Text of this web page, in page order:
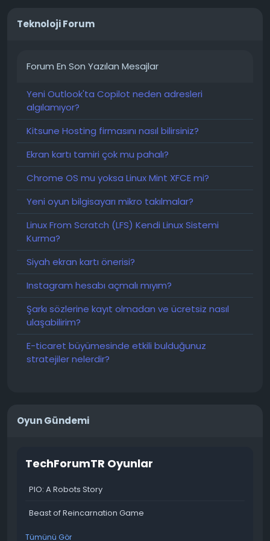
Teknoloji Forum
Forum En Son Yazılan Mesajlar
Yeni Outlook'ta Copilot neden adresleri
algılamıyor?
Kitsune Hosting firmasını nasıl bilirsiniz?
Ekran kartı tamiri çok mu pahalı?
Chrome OS mu yoksa Linux Mint XFCE mi?
Yeni oyun bilgisayarı mikro takılmalar?
Linux From Scratch (LFS) Kendi Linux Sistemi
Kurma?
Siyah ekran kartı önerisi?
Instagram hesabı açmalı mıyım?
Şarkı sözlerine kayıt olmadan ve ücretsiz nasıl
ulaşabilirim?
E-ticaret büyümesinde etkili bulduğunuz
stratejiler nelerdir?
Oyun Gündemi
TechForumTR Oyunlar
PIO: A Robots Story
Beast of Reincarnation Game
Tümünü Gör